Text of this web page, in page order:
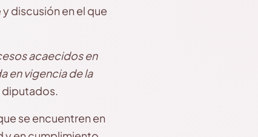
discusión en el que
acaecidos en
en vigencia de la
diputados.
se encuentren en